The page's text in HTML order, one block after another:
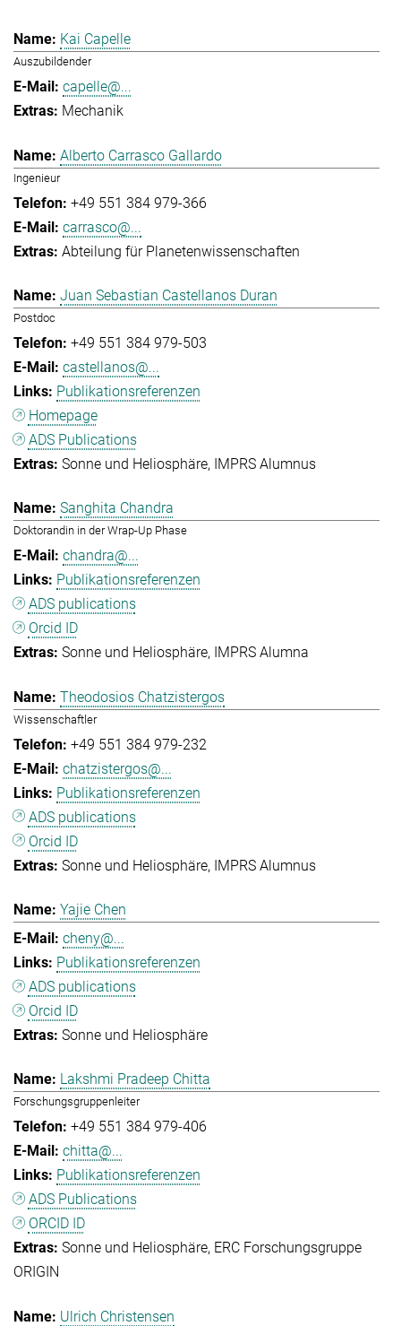
Kai Capelle
Auszubildender
capelle@...
Mechanik
Alberto Carrasco Gallardo
Ingenieur
+49 551 384 979-366
carrasco@...
Abteilung für Planetenwissenschaften
Juan Sebastian Castellanos Duran
Postdoc
+49 551 384 979-503
castellanos@...
Publikationsreferenzen
Homepage
ADS Publications
Sonne und Heliosphäre IMPRS Alumnus
Sanghita Chandra
Doktorandin in der Wrap-Up Phase
chandra@...
Publikationsreferenzen
ADS publications
Orcid ID
Sonne und Heliosphäre
IMPRS Alumna
Theodosios Chatzistergos
Wissenschaftler
+49 551 384 979-232
chatzistergos@...
Publikationsreferenzen
ADS publications
Orcid ID
Sonne und Heliosphäre IMPRS Alumnus
Yajie Chen
cheny@...
Publikationsreferenzen
ADS publications
Orcid ID
Sonne und Heliosphäre
Lakshmi Pradeep Chitta
Forschungsgruppenleiter
+49 551 384 979-406
chitta@...
Publikationsreferenzen
ADS Publications
ORCID ID
Sonne und Heliosphäre ERC Forschungsgruppe
ORIGIN
Ulrich Christensen